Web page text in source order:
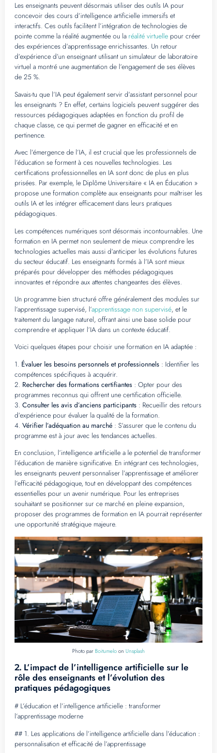
Les enseignants peuvent désormais utiliser des outils IA pour
concevoir des cours d’intelligence artificielle immersifs et
interactifs. Ces outils facilitent l’intégration de technologies de
pointe comme la réalité augmentée ou la réalité virtuelle pour créer
des expériences d’apprentissage enrichissantes. Un retour
d’expérience d’un enseignant utilisant un simulateur de laboratoire
virtuel a montré une augmentation de l’engagement de ses élèves
de 25 %.
Savais-tu que l’IA peut également servir d’assistant personnel pour
les enseignants ? En effet, certains logiciels peuvent suggérer des
ressources pédagogiques adaptées en fonction du profil de
chaque classe, ce qui permet de gagner en efficacité et en
pertinence.
Avec l’émergence de l’IA, il est crucial que les professionnels de
l’éducation se forment à ces nouvelles technologies. Les
certifications professionnelles en IA sont donc de plus en plus
prisées. Par exemple, le Diplôme Universitaire « IA en Éducation »
propose une formation complète aux enseignants pour maîtriser les
outils IA et les intégrer efficacement dans leurs pratiques
pédagogiques.
Les compétences numériques sont désormais incontournables. Une
formation en IA permet non seulement de mieux comprendre les
technologies actuelles mais aussi d’anticiper les évolutions futures
du secteur éducatif. Les enseignants formés à l’IA sont mieux
préparés pour développer des méthodes pédagogiques
innovantes et répondre aux attentes changeantes des élèves.
Un programme bien structuré offre généralement des modules sur
l’apprentissage supervisé, l’apprentissage non supervisé, et le
traitement du langage naturel, offrant ainsi une base solide pour
comprendre et appliquer l’IA dans un contexte éducatif.
Voici quelques étapes pour choisir une formation en IA adaptée :
1. Évaluer les besoins personnels et professionnels : Identifier les
compétences spécifiques à acquérir.
2. Rechercher des formations certifiantes : Opter pour des
programmes reconnus qui offrent une certification officielle.
3. Consulter les avis d’anciens participants : Recueillir des retours
d’expérience pour évaluer la qualité de la formation.
4. Vérifier l’adéquation au marché : S’assurer que le contenu du
programme est à jour avec les tendances actuelles.
En conclusion, l’intelligence artificielle a le potentiel de transformer
l’éducation de manière significative. En intégrant ces technologies,
les enseignants peuvent personnaliser l’apprentissage et améliorer
l’efficacité pédagogique, tout en développant des compétences
essentielles pour un avenir numérique. Pour les entreprises
souhaitant se positionner sur ce marché en pleine expansion,
proposer des programmes de formation en IA pourrait représenter
une opportunité stratégique majeure.
Photo par Boitumeloon Unsplash
2. L’impact de l’intelligence artificielle sur le
rôle des enseignants et l’évolution des
pratiques pédagogiques
# L’éducation et l’intelligence artificielle : transformer
l’apprentissage moderne
## 1. Les applications de l’intelligence artificielle dans l’éducation :
personnalisation et efficacité de l’apprentissage